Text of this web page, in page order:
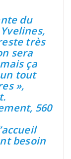
du
très
sera
ça
tout
»,
560
besoin